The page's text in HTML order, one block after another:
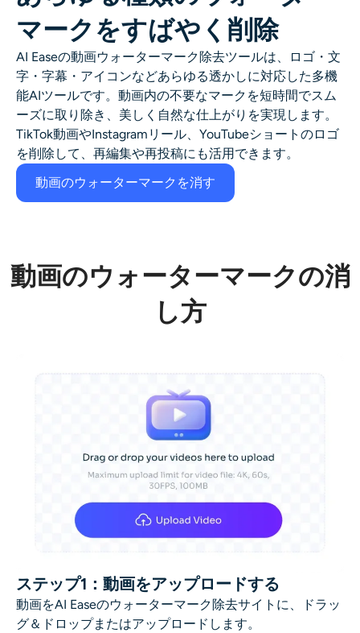
マークをすばやく削除
AI Easeの動画ウォーターマーク除去ツールは、ロゴ・文
字・字幕・アイコンなどあらゆる透かしに対応した多機
能AIツールです。動画内の不要なマークを短時間でスム
ーズに取り除き、美しく自然な仕上がりを実現します。
TikTok動画やInstagramリール、YouTubeショートのロゴ
を削除して、再編集や再投稿にも活用できます。
動画のウォーターマークを消す
動画のウォーターマークの消
し方
ステップ1：動画をアップロードする
動画をAI Easeのウォーターマーク除去サイトに、ドラッ
グ＆ドロップまたはアップロードします。